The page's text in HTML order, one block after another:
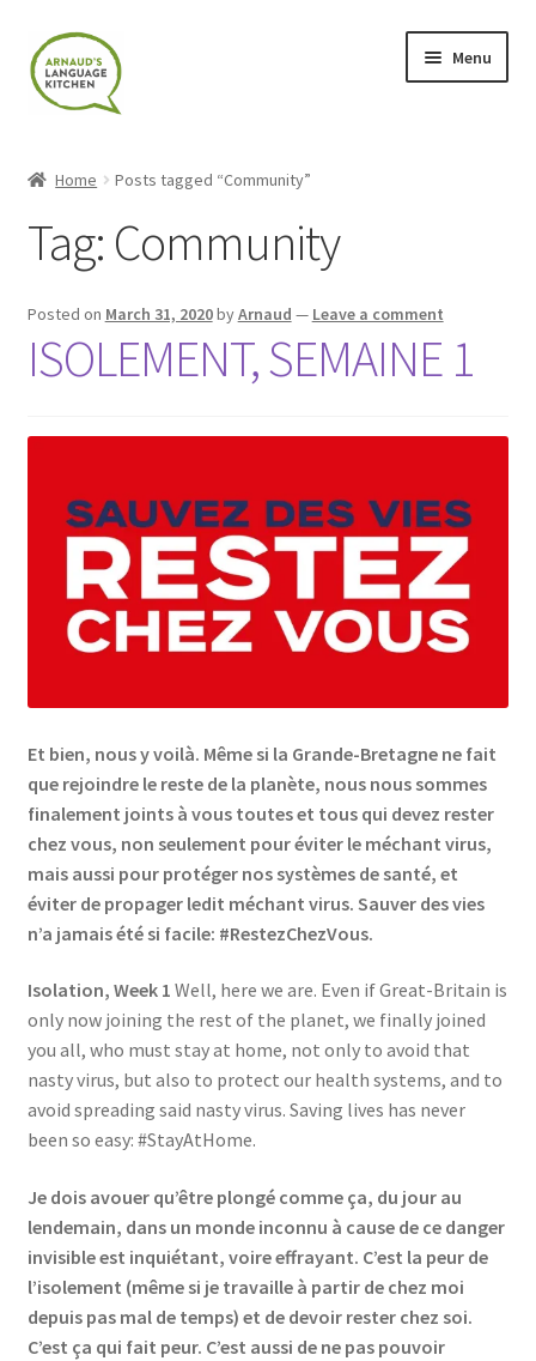
Skip
to
navigation
Skip
to
content
Menu
Cart
Contact Me
My Account
Privacy Tools
Private Tuition
Shop
Categories
Events
My Bookings
Private
Home Posts tagged “Community”
Tag: Community
Posted on March 31, 2020byArnaud — Leave a comment
ISOLEMENT, SEMAINE 1
Et bien, nous y voilà. Même si la Grande-Bretagne ne fait
que rejoindre le reste de la planète, nous nous sommes
finalement joints à vous toutes et tous qui devez rester
chez vous, non seulement pour éviter le méchant virus,
mais aussi pour protéger nos systèmes de santé, et
éviter de propager ledit méchant virus. Sauver des vies
n’a jamais été si facile: #RestezChezVous.
Isolation, Week 1 Well, here we are. Even if Great-Britain is
only now joining the rest of the planet, we finally joined
you all, who must stay at home, not only to avoid that
nasty virus, but also to protect our health systems, and to
avoid spreading said nasty virus. Saving lives has never
been so easy: #StayAtHome.
Je dois avouer qu’être plongé comme ça, du jour au
lendemain, dans un monde inconnu à cause de ce danger
invisible est inquiétant, voire effrayant. C’est la peur de
l’isolement (même si je travaille à partir de chez moi
depuis pas mal de temps) et de devoir rester chez soi.
C’est ça qui fait peur. C’est aussi de ne pas pouvoir